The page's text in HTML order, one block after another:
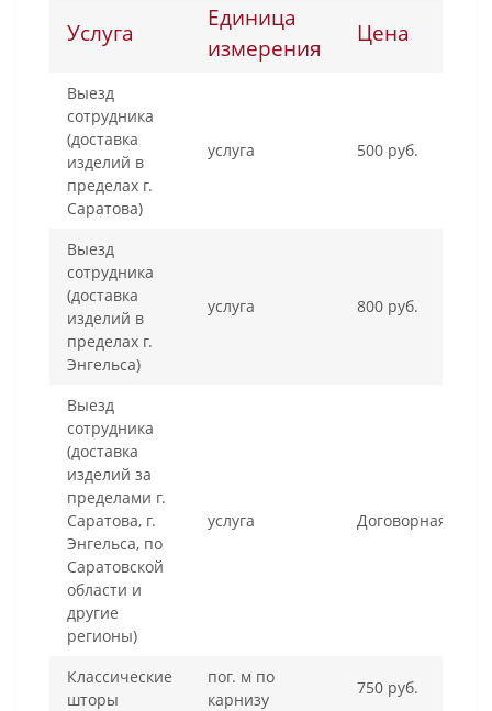
Услуга
Единица
измерения
Цена
Выезд
сотрудника
(доставка
изделий в
пределах г.
Саратова)
услуга 500 руб.
Выезд
сотрудника
(доставка
изделий в
пределах г.
Энгельса)
услуга 800 руб.
Выезд
сотрудника
(доставка
изделий за
пределами г.
Саратова, г.
Энгельса, по
Саратовской
области и
другие
регионы)
услуга Договорная
Классические
шторы
пог. м по
карнизу
750 руб.